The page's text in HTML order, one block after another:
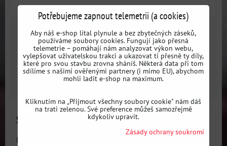
3529 Kčs DPH
Dostupnost: 1 týden
DO KOŠÍKU
Sportovní palivová nádrž OBP + JIC Fitingy AN10
Palivová nádrž o objemu 2/3/6/8 galonú pro závodní vozy od
Potřebujeme zapnout telemetrii (a cookies)
Aby náš e-shop lítal plynule a bez zbytečných záseků,
používáme soubory cookies. Fungují jako přesná
telemetrie – pomáhají nám analyzovat výkon webu,
vylepšovat uživatelskou trakci a ukazovat ti přesně ty díly,
které pro svou stavbu zrovna sháníš. Některá data při tom
sdílíme s našimi ověřenými partnery (i mimo EU), abychom
mohli ladit e-shop na maximum.
Kliknutím na „Přijmout všechny soubory cookie" nám dáš
na trati zelenou. Své preference můžeš samozřejmě
kdykoliv upravit.
Zásady ochrany soukromí